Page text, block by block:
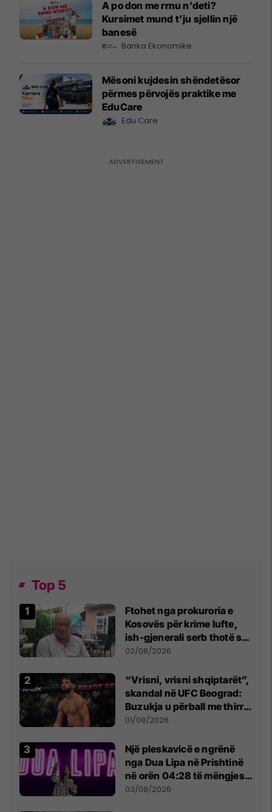
A po don me rrnu n’deti?
Kursimet mund t’ju sjellin një
banesë
Banka Ekonomike
Mësoni kujdesin shëndetësor
përmes përvojës praktike me
EduCare
Edu Care
Top 5
Ftohet nga prokuroria e
Kosovës për krime lufte,
ish-gjenerali serb thotë se
dikush e tradhtoi në
02/08/2026
“Vrisni, vrisni shqiptarët”,
skandal në UFC Beograd:
Buzukja u përball me thirrje
anti-shqiptare nga
01/08/2026
Një pleskavicë e ngrënë
nga Dua Lipa në Prishtinë
në orën 04:28 të mëngjesit
- dhe bota digjitale serbe
03/08/2026